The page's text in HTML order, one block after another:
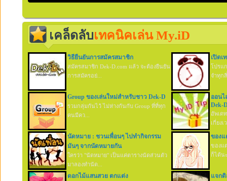
เคล็ดลับเทคนิคเล่น My.iD
วิธียืนยันการสมัครสมาชิก
สมัครสมาชิก Dek-D.com แล้ว จะต้องยืนยัน
การสมัครอย่...
เปิด
โปรแ
จำทุก
Group ของเล่นใหม่สำหรับชาว Dek-D
รวมกลุ่มกันไว้ ไม่ห่างกันกับ Group ที่ที่ทุก
คนมีคว...
ออนไ
Dek-
อัพเด
เกี่ยงเ
นัดหมาย : ชวนเพื่อนๆ ไปทำกิจกรรม
มันๆ จากนัดหมายกัน
ใครว่า "นัดหมาย" เป็นแค่ตารางนัดส่วนตัว
มาลองทำนัด...
ของแ
ของแ
ก็ได้น
ดอกไม้แสนสวย ตกแต่ง แจกดิ